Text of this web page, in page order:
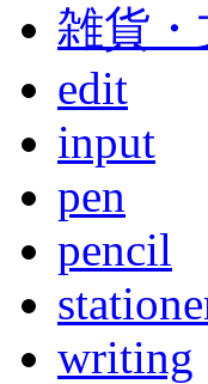
雑貨・
edit
input
pen
pencil
writing